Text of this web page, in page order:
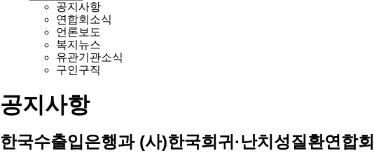
공지사항
연합회소식
언론보도
복지뉴스
유관기관소식
구인구직
공지사항
한국수출입은행과 (사)한국희귀·난치성질환연합